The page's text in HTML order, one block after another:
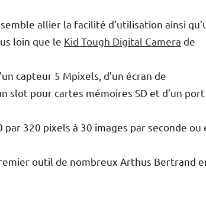
semble allier la facilité d’utilisation ainsi
loin que le Kid Tough Digital Camera de
capteur 5 Mpixels, d’un écran de
slot pour cartes mémoires SD et d’un port
320 pixels à 30 images par seconde ou
outil de nombreux Arthus Bertrand